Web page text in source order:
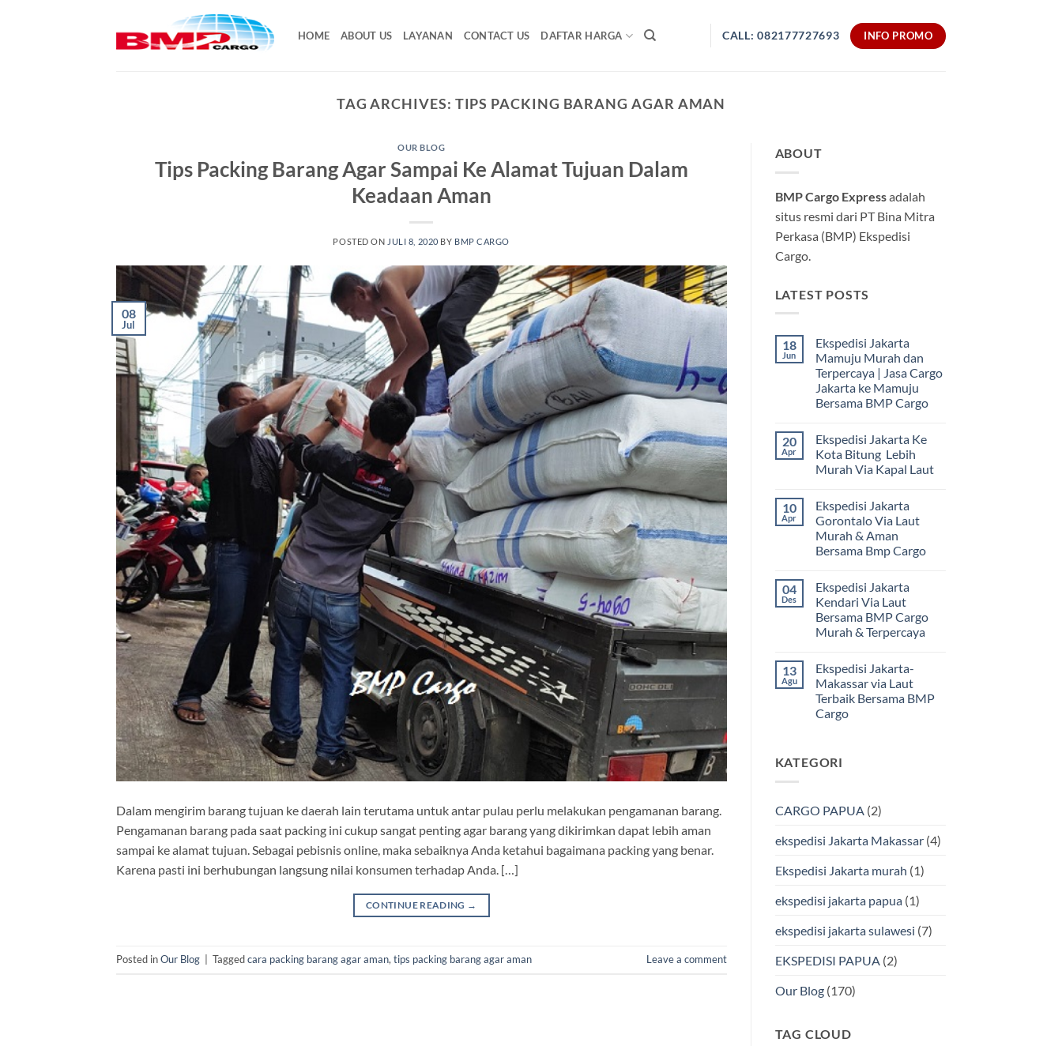
HOME ABOUT US LAYANAN CONTACT US DAFTAR HARGA CALL: 082177727693 INFO PROMO
TAG ARCHIVES: TIPS PACKING BARANG AGAR AMAN
OUR BLOG
Tips Packing Barang Agar Sampai Ke Alamat Tujuan Dalam
Keadaan Aman
POSTED ON JULI 8, 2020 BY BMP CARGO
08
Jul
Dalam mengirim barang tujuan ke daerah lain terutama untuk antar pulau perlu melakukan pengamanan barang.
Pengamanan barang pada saat packing ini cukup sangat penting agar barang yang dikirimkan dapat lebih aman
sampai ke alamat tujuan. Sebagai pebisnis online, maka sebaiknya Anda ketahui bagaimana packing yang benar.
Karena pasti ini berhubungan langsung nilai konsumen terhadap Anda. […]
CONTINUE READING →
Posted inOur Blog Taggedcara packing barang agar aman, tips packing barang agar aman Leave a comment
ABOUT
BMP Cargo Expressadalah
situs resmi dari PT Bina Mitra
Perkasa (BMP) Ekspedisi
Cargo.
LATEST POSTS
18
Jun
Ekspedisi Jakarta
Mamuju Murah dan
Terpercaya | Jasa Cargo
Jakarta ke Mamuju
Bersama BMP Cargo
komentar
pada
Ekspedisi
Jakarta
dan
Terpercaya
|
Jasa
Cargo
Jakarta
Bersama
BMP
Cargo
20
Apr
Ekspedisi Jakarta Ke
Kota Bitung Lebih
Murah Via Kapal Laut
komentar
pada
Ekspedisi
Jakarta
Ke
Kota
Murah
Via
Kapal
Laut
10
Apr
Ekspedisi Jakarta
Gorontalo Via Laut
Murah & Aman
Bersama Bmp Cargo
komentar
pada
Ekspedisi
Jakarta
Gorontalo
Via
&
Aman
Bersama
Bmp
Cargo
04
Des
Ekspedisi Jakarta
Kendari Via Laut
Bersama BMP Cargo
Murah & Terpercaya
komentar
pada
Ekspedisi
Jakarta
Kendari
Via
Cargo
13
Agu
Ekspedisi Jakarta-
Makassar via Laut
Terbaik Bersama BMP
Cargo
pada
Ekspedisi
Laut
BMP
KATEGORI
CARGO PAPUA(2)
ekspedisi Jakarta Makassar(4)
Ekspedisi Jakarta murah (1)
ekspedisi jakarta papua(1)
ekspedisi jakarta sulawesi (7)
EKSPEDISI PAPUA(2)
Our Blog(170)
TAG CLOUD